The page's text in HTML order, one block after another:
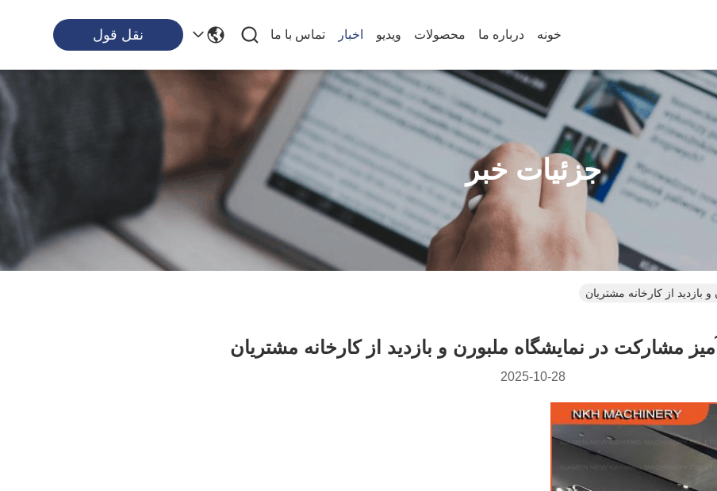
خونه درباره ما محصولات ویدیو اخبار تماس با ما نقل قول
جزئیات خبر
از کارخانه مشتریان
مشارکت در نمایشگاه ملبورن و بازدید از کارخانه مشتریان
2025-10-28